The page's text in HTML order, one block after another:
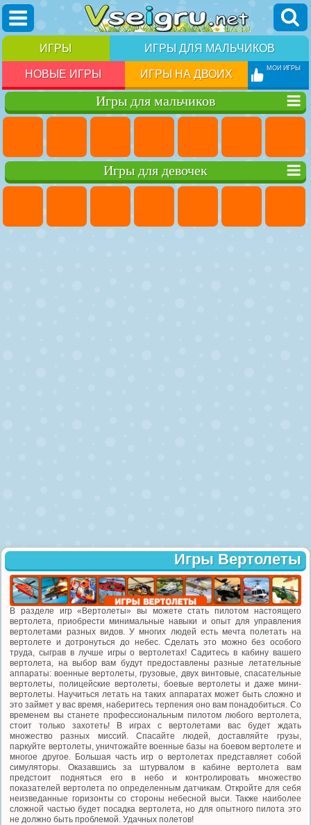
ИГРЫ ИГРЫ ДЛЯ МАЛЬЧИКОВ
НОВЫЕ ИГРЫ ИГРЫ НА ДВОИХ МОИ ИГРЫ
Игры для мальчиков
Игры для девочек
Игры Вертолеты
В разделе игр «Вертолеты» вы можете стать пилотом настоящего
вертолета, приобрести минимальные навыки и опыт для управления
вертолетами разных видов. У многих людей есть мечта полетать на
вертолете и дотронуться до небес. Сделать это можно без особого
труда, сыграв в лучше игры о вертолетах! Садитесь в кабину вашего
вертолета, на выбор вам будут предоставлены разные летательные
аппараты: военные вертолеты, грузовые, двух винтовые, спасательные
вертолеты, полицейские вертолеты, боевые вертолеты и даже мини-
вертолеты. Научиться летать на таких аппаратах может быть сложно и
это займет у вас время, наберитесь терпения оно вам понадобиться. Со
временем вы станете профессиональным пилотом любого вертолета,
стоит только захотеть! В играх с вертолетами вас будет ждать
множество разных миссий. Спасайте людей, доставляйте грузы,
паркуйте вертолеты, уничтожайте военные базы на боевом вертолете и
многое другое. Большая часть игр о вертолетах представляет собой
симуляторы. Оказавшись за штурвалом в кабине вертолета вам
предстоит подняться его в небо и контролировать множество
показателей вертолета по определенным датчикам. Откройте для себя
неизведанные горизонты со стороны небесной выси. Также наиболее
сложной частью будет посадка вертолета, но для опытного пилота это
не должно быть проблемой. Удачных полетов!